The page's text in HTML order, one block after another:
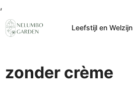
,
naar
de
Leefstijl en Welzijn
zonder crème